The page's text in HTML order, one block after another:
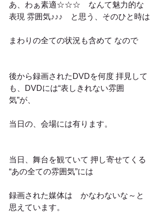
あ、わぁ素適☆☆☆　なんて魅力的な
表現 雰囲気♪♪♪　と思う、そのひと時は
まわりの全ての状況も含めて なので
後から録画されたDVDを何度 拝見して
も、DVDには“表しきれない雰囲
気”が、
当日の、会場には有ります。
当日、舞台を観ていて 押し寄せてくる
“あの全ての雰囲気”には
録画された媒体は　かなわないな～と
思えています。